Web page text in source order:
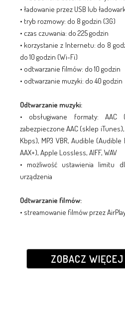
• ładowanie przez USB lub
• tryb rozmowy: do 8 godzin (3G)
• czas czuwania: do 225 godzin
• korzystanie z Internetu: do 8
do 10 godzin (Wi-Fi)
• odtwarzanie filmów: do 10 godzin
• odtwarzanie muzyki: do 40 godzin
Odtwarzanie muzyki:
• obsługiwane formaty:
zabezpieczone AAC (sklep
Kbps), MP3 VBR, Audible (Audible
AAX+), Apple Lossless, AIFF, WAV
• możliwość ustawienia limitu
urządzenia
Odtwarzanie filmów:
• streamowanie filmów przez
ZOBACZ WIĘCEJ